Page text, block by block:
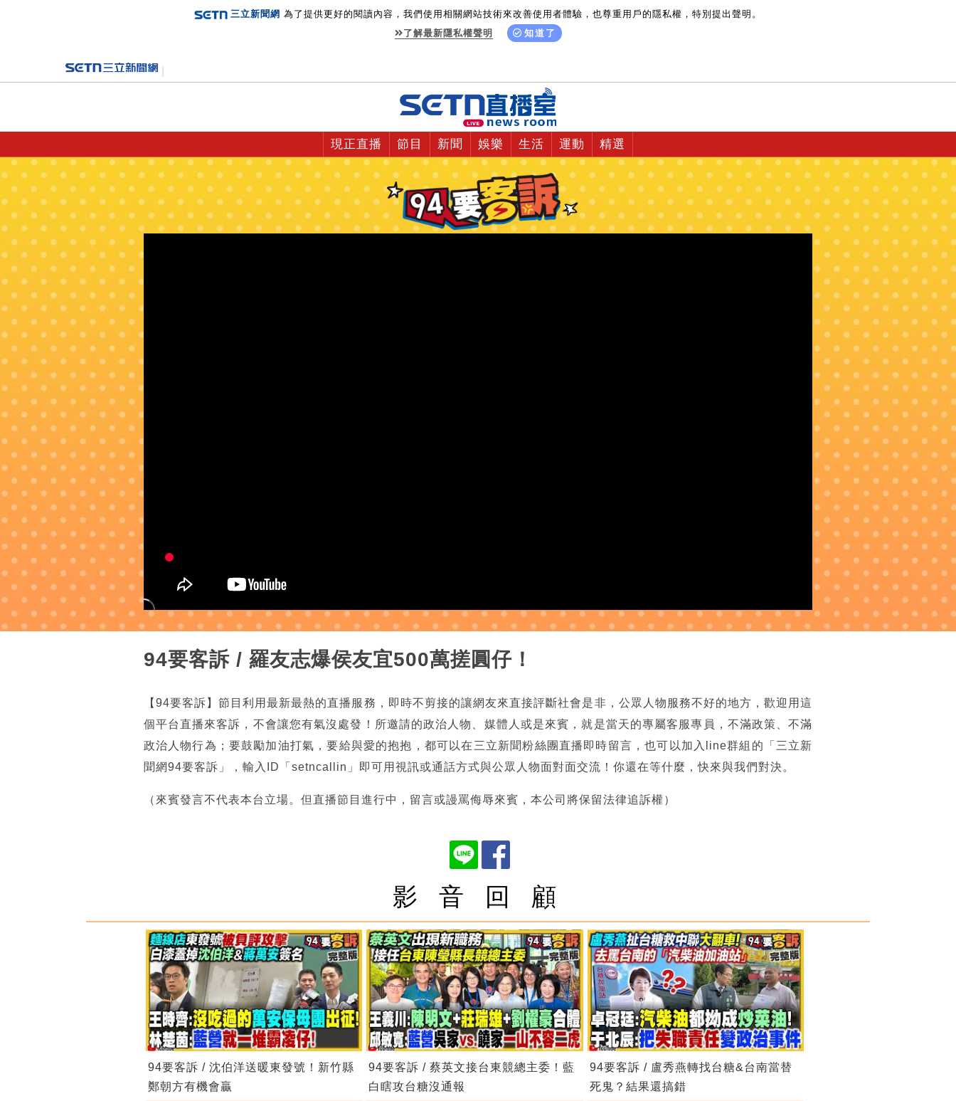
三立新聞網 為了提供更好的閱讀內容，我們使用相關網站技術來改善使用者體驗，也尊重用戶的隱私權，特別提出聲明。
了解最新隱私權聲明
知道了
現正直播 節目 新聞 娛樂 生活 運動 精選
94要客訴 / 羅友志爆侯友宜500萬搓圓仔！
【94要客訴】節目利用最新最熱的直播服務，即時不剪接的讓網友來直接評斷社會是非，公眾人物服務不好的地方，歡迎用這
個平台直播來客訴，不會讓您有氣沒處發！所邀請的政治人物、媒體人或是來賓，就是當天的專屬客服專員，不滿政策、不滿
政治人物行為；要鼓勵加油打氣，要給與愛的抱抱，都可以在三立新聞粉絲團直播即時留言，也可以加入line群組的「三立新
聞網94要客訴」，輸入ID「setncallin」即可用視訊或通話方式與公眾人物面對面交流！你還在等什麼，快來與我們對決。
（來賓發言不代表本台立場。但直播節目進行中，留言或謾罵侮辱來賓，本公司將保留法律追訴權）
影 音 回 顧
94要客訴 / 沈伯洋送暖東發號！新竹縣
鄭朝方有機會贏
94要客訴 / 蔡英文接台東競總主委！藍
白瞎攻台糖沒通報
94要客訴 / 盧秀燕轉找台糖&台南當替
死鬼？結果還搞錯